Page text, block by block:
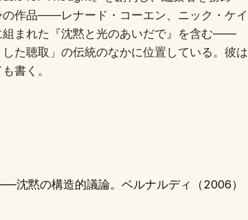
作品——レナード・コーエン、ニック・ケイ
組まれた『沈黙と光のあいだで』を含む——
た聴取」の伝統のなかに位置している。彼は
書く。
沈黙の構造的議論。ベルナルディ（2006）